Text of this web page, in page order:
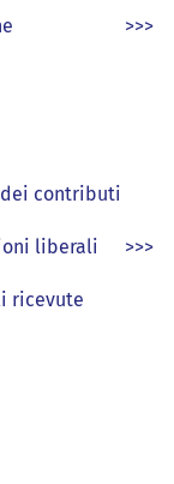
>>>
contributi
liberali
ricevute
>>>